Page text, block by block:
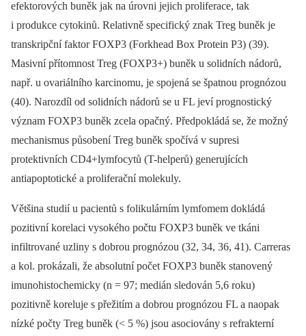
efektorových buněk jak na úrovni jejich proliferace, tak
i produkce cytokinů. Relativně specifický znak Treg buněk je
transkripční faktor FOXP3 (Forkhead Box Protein P3) (39).
Masivní přítomnost Treg (FOXP3+) buněk u solidních nádorů,
např. u ovariálního karcinomu, je spojená se špatnou prognózou
(40). Narozdíl od solidních nádorů se u FL jeví prognostický
význam FOXP3 buněk zcela opačný. Předpokládá se, že možný
mechanismus působení Treg buněk spočívá v supresi
protektivních CD4+lymfocytů (T-helperů) generujících
antiapoptotické a proliferační molekuly.
Většina studií u pacientů s folikulárním lymfomem dokládá
pozitivní korelaci vysokého počtu FOXP3 buněk ve tkáni
infiltrované uzliny s dobrou prognózou (32, 34, 36, 41). Carreras
a kol. prokázali, že absolutní počet FOXP3 buněk stanovený
imunohistochemicky (n = 97; medián sledován 5,6 roku)
pozitivně koreluje s přežitím a dobrou prognózou FL a naopak
nízké počty Treg buněk (< 5 %) jsou asociovány s refrakterní